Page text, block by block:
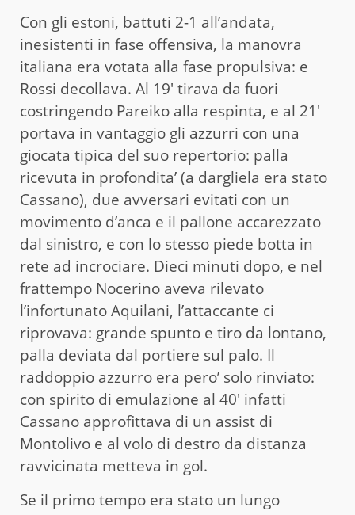
Con gli estoni, battuti 2-1 all’andata,
inesistenti in fase offensiva, la manovra
italiana era votata alla fase propulsiva: e
Rossi decollava. Al 19′ tirava da fuori
costringendo Pareiko alla respinta, e al 21′
portava in vantaggio gli azzurri con una
giocata tipica del suo repertorio: palla
ricevuta in profondita’ (a dargliela era stato
Cassano), due avversari evitati con un
movimento d’anca e il pallone accarezzato
dal sinistro, e con lo stesso piede botta in
rete ad incrociare. Dieci minuti dopo, e nel
frattempo Nocerino aveva rilevato
l’infortunato Aquilani, l’attaccante ci
riprovava: grande spunto e tiro da lontano,
palla deviata dal portiere sul palo. Il
raddoppio azzurro era pero’ solo rinviato:
con spirito di emulazione al 40′ infatti
Cassano approfittava di un assist di
Montolivo e al volo di destro da distanza
ravvicinata metteva in gol.
Se il primo tempo era stato un lungo